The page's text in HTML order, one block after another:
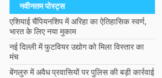
नवीनतम पोस्ट्स
एशियाई चैंपियनशिप में अरिहा का ऐतिहासिक स्वर्ण,
भारत के लिए नया मुकाम
नई दिल्ली में फुटवियर उद्योग को मिला विस्तार का
मंच
बेंगलुरु में अवैध प्रवासियों पर पुलिस की बड़ी कार्रवाई